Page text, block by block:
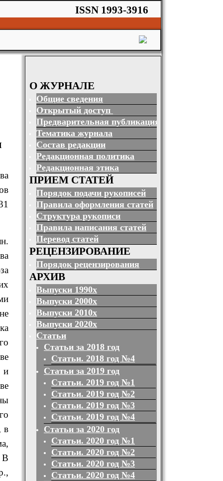
ISSN 1993-3916
и
в
В
О ЖУРНАЛЕ
Общие сведения
Открытый доступ
Предварительная публикация
Тематика журнала
Состав редакции
Редакционная политика
Редакционная этика
ПРИЕМ СТАТЕЙ
Порядок подачи рукописей
Правила оформления статей
Структура рукописи
Правила написания статей
Перевод статей
РЕЦЕНЗИРОВАНИЕ
Порядок рецензирования
АРХИВ
Выпуски 1990х
Выпуски 2000х
Выпуски 2010х
Выпуски 2020х
Статьи
Статьи за 2018 год
Статьи. 2018 год №4
Статьи за 2019 год
Статьи. 2019 год №1
Статьи. 2019 год №2
Статьи. 2019 год №3
Статьи. 2019 год №4
Статьи за 2020 год
Статьи. 2020 год №1
Статьи. 2020 год №2
Статьи. 2020 год №3
Статьи. 2020 год №4